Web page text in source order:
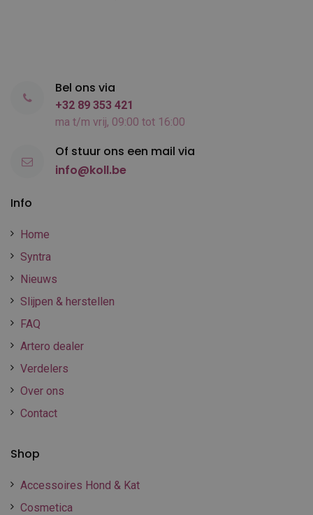
Info
Home
Syntra
Nieuws
Slijpen & herstellen
FAQ
Artero dealer
Verdelers
Over ons
Contact
Shop
Accessoires Hond & Kat
Cosmetica
Bel ons via
+32 89 353 421
ma t/m vrij, 09:00 tot 16:00
Of stuur ons een mail via
info@koll.be